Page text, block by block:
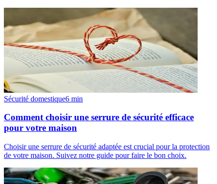
Sécurité domestique6 min
Comment choisir une serrure de sécurité efficace
pour votre maison
Choisir une serrure de sécurité adaptée est crucial pour la protection
de votre maison. Suivez notre guide pour faire le bon choix.